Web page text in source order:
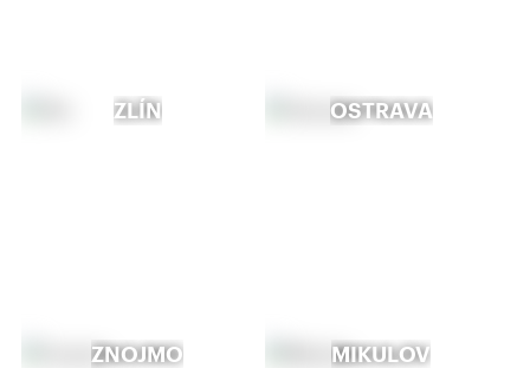
ZLÍN OSTRAVA
ZNOJMO MIKULOV